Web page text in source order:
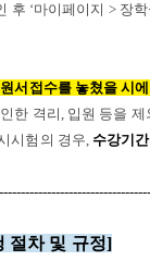
후 ‘마이페이지 > 장
서접수를 놓쳤을 시
한 격리, 입원 등을
시험의 경우, 수강기
절차 및 규정]